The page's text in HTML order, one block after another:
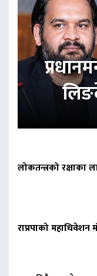
लोकतन्त्रको
राप्रपाको महाधिवेशन